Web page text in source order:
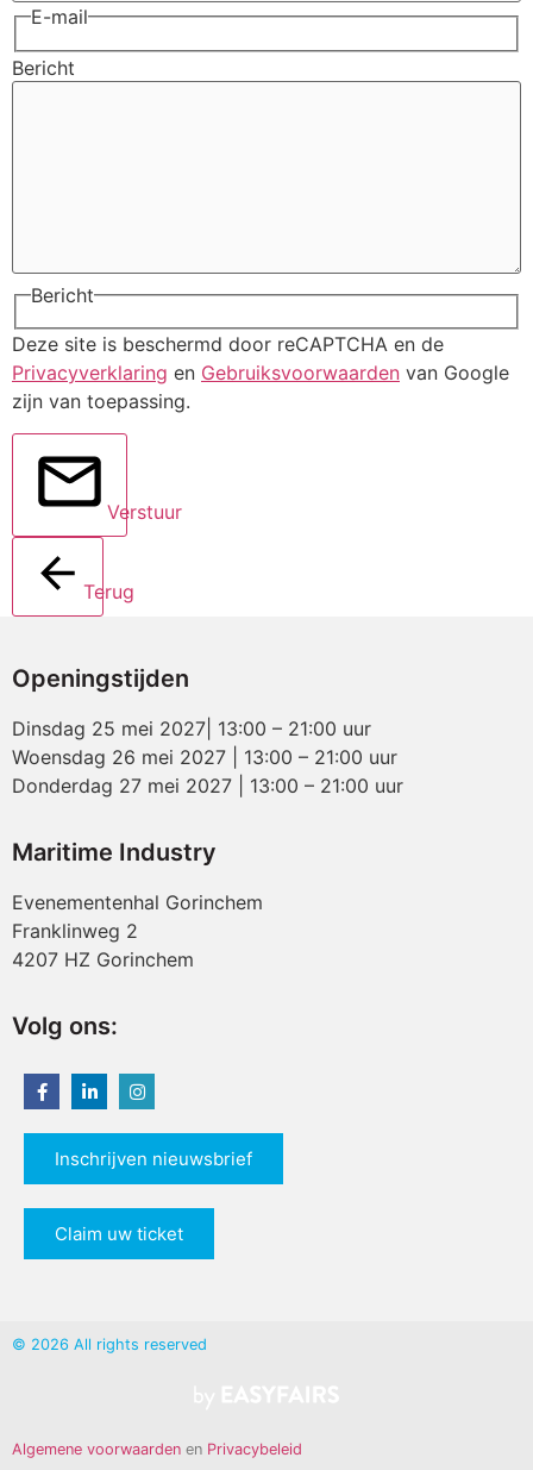
E-mail
Bericht
Bericht
Deze site is beschermd door reCAPTCHA en de
Privacyverklaring en Gebruiksvoorwaarden van Google
zijn van toepassing.
Verstuur
Terug
Openingstijden
Dinsdag 25 mei 2027| 13:00 – 21:00 uur
Woensdag 26 mei 2027 | 13:00 – 21:00 uur
Donderdag 27 mei 2027 | 13:00 – 21:00 uur
Maritime Industry
Evenementenhal Gorinchem
Franklinweg 2
4207 HZ Gorinchem
Volg ons:
Inschrijven nieuwsbrief
Claim uw ticket
© 2026 All rights reserved
Algemene voorwaarden en Privacybeleid